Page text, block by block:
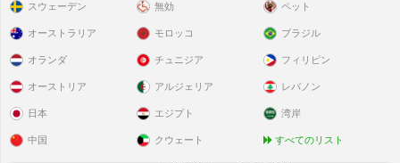
スウェーデン 無効 ペット
オーストラリア
オランダ
オーストリア
日本
中国
モロッコ
チュニジア
アルジェリア
エジプト
クウェート
ブラジル
フィリピン
レバノン
湾岸
すべてのリスト